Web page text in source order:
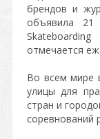
брендов и
объявила
отмечается
Во всем мире
улицы для
стран и
соревнований